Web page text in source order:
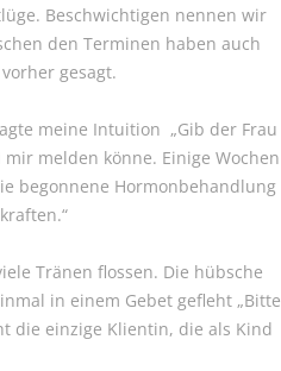
Beschwichtigen nennen wir
den Terminen haben auch
gesagt.
meine Intuition „Gib der Frau
melden könne. Einige Wochen
begonnene Hormonbehandlung
Tränen flossen. Die hübsche
in einem Gebet gefleht „Bitte
die einzige Klientin, die als Kind